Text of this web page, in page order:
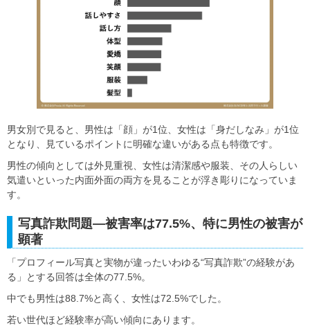
男女別で見ると、男性は「顔」が1位、女性は「身だしなみ」が1位
となり、見ているポイントに明確な違いがある点も特徴です。
男性の傾向としては外見重視、女性は清潔感や服装、その人らしい
気遣いといった内面外面の両方を見ることが浮き彫りになっていま
す。
写真詐欺問題―被害率は77.5%、特に男性の被害が
顕著
「プロフィール写真と実物が違ったいわゆる“写真詐欺”の経験があ
る」とする回答は全体の77.5%。
中でも男性は88.7%と高く、女性は72.5%でした。
若い世代ほど経験率が高い傾向にあります。